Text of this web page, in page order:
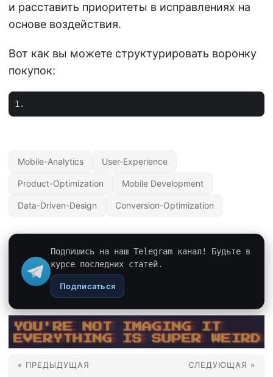
и расставить приоритеты в исправлениях на
основе воздействия.
Вот как вы можете структурировать воронку
покупок:
Mobile-Analytics User-Experience
Product-Optimization Mobile Development
Data-Driven-Design Conversion-Optimization
Подпишись на наш Telegram канал! Будьте в
курсе последних статей.
Подписаться
« ПРЕДЫДУЩАЯ СЛЕДУЮЩАЯ »